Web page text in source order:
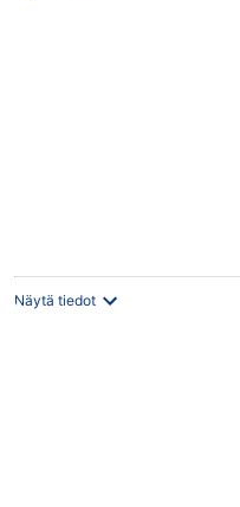
Näytä tiedot